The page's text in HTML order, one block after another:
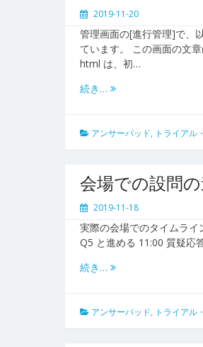
2019-11-20
管理画面の[進行管理]で、
ています。 この画面の文
html は、初…
続き…
アンサーパッド, トライアル
会場での設問
2019-11-18
実際の会場でのタイムラ
Q5 と進める 11:00 質疑応
続き…
アンサーパッド, トライアル